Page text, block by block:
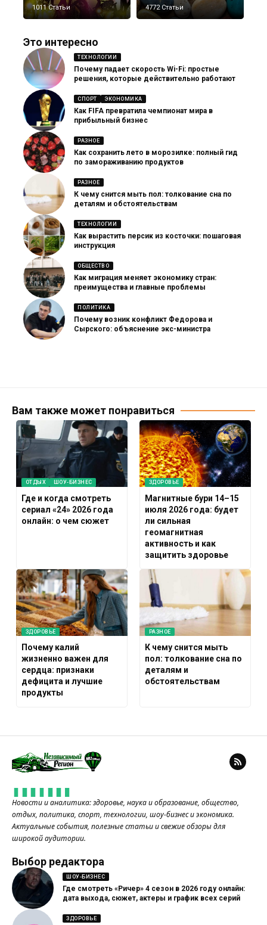
1011 Статьи 4772 Статьи
Это интересно
ТЕХНОЛОГИИ
Почему падает скорость Wi-Fi: простые
решения, которые действительно работают
СПОРТ ЭКОНОМИКА
Как FIFA превратила чемпионат мира в
прибыльный бизнес
РАЗНОЕ
Как сохранить лето в морозилке: полный гид
по замораживанию продуктов
РАЗНОЕ
К чему снится мыть пол: толкование сна по
деталям и обстоятельствам
ТЕХНОЛОГИИ
Как вырастить персик из косточки: пошаговая
инструкция
ОБЩЕСТВО
Как миграция меняет экономику стран:
преимущества и главные проблемы
ПОЛИТИКА
Почему возник конфликт Федорова и
Сырского: объяснение экс-министра
Вам также может понравиться
ОТДЫХ ШОУ-БИЗНЕС
Где и когда смотреть
сериал «24» 2026 года
онлайн: о чем сюжет
ЗДОРОВЬЕ
Магнитные бури 14–15
июля 2026 года: будет
ли сильная
геомагнитная
активность и как
защитить здоровье
ЗДОРОВЬЕ
Почему калий
жизненно важен для
сердца: признаки
дефицита и лучшие
продукты
РАЗНОЕ
К чему снится мыть
пол: толкование сна по
деталям и
обстоятельствам
Новости и аналитика: здоровье, наука и образование, общество,
отдых, политика, спорт, технологии, шоу-бизнес и экономика.
Актуальные события, полезные статьи и свежие обзоры для
широкой аудитории.
Выбор редактора
ШОУ-БИЗНЕС
Где смотреть «Ричер» 4 сезон в 2026 году онлайн:
дата выхода, сюжет, актеры и график всех серий
ЗДОРОВЬЕ